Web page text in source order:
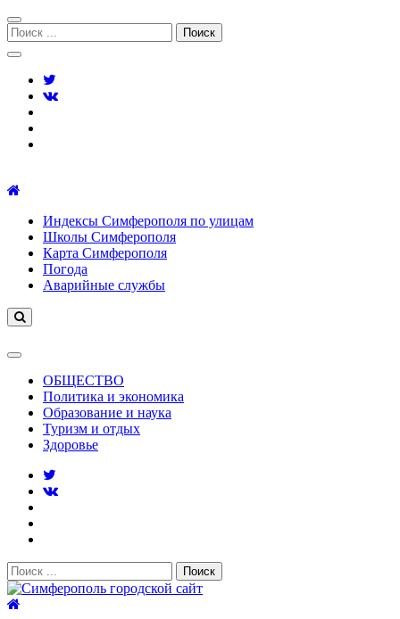
Перейти
к
навигации
Перейти
к
содержимому
Поиск:
Индексы Симферополя по улицам
Школы Симферополя
Карта Симферополя
Погода
Аварийные службы
ОБЩЕСТВО
Политика и экономика
Образование и наука
Туризм и отдых
Здоровье
Поиск: